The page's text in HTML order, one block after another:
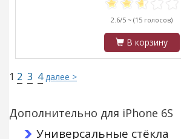
2.6/5 ~ (15 голосов)
В корзину
1 2 3 4 далее >
Дополнительно для iPhone 6S
Универсальные стёкла